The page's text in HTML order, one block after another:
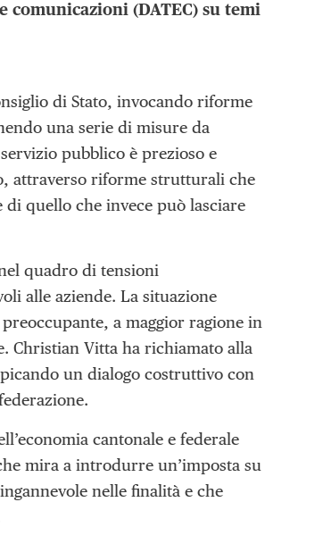
(DATEC) su temi
di Stato, invocando riforme
una serie di misure da
pubblico è prezioso e
attraverso riforme strutturali che
di quello che invece può lasciare
quadro di tensioni
alle aziende. La situazione
a maggior ragione in
Christian Vitta ha richiamato alla
un dialogo costruttivo con
cantonale e federale
mira a introdurre un’imposta su
nelle finalità e che